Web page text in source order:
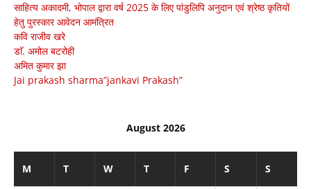
साहित्य अकादमी, भोपाल द्वारा वर्ष 2025 के लिए पांडुलिपि अनुदान एवं श्रेष्ठ कृतियों
हेतु पुरस्कार आवेदन आमंत्रित
कवि राजीव खरे
डाॅ. अमोल बटरोही
अमित कुमार झा
Jai prakash sharma”jankavi Prakash”
August 2026
M T W T F S S